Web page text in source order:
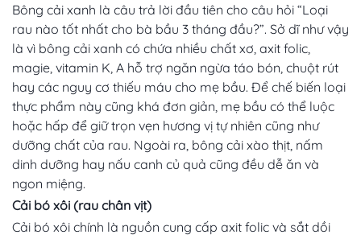
Bông cải xanh là câu trả lời đầu tiên cho câu hỏi “Loại
rau nào tốt nhất cho bà bầu 3 tháng đầu?”. Sở dĩ như vậy
là vì bông cải xanh có chứa nhiều chất xơ, axit folic,
magie, vitamin K, A hỗ trợ ngăn ngừa táo bón, chuột rút
hay các nguy cơ thiếu máu cho mẹ bầu. Để chế biến loại
thực phẩm này cũng khá đơn giản, mẹ bầu có thể luộc
hoặc hấp để giữ trọn vẹn hương vị tự nhiên cũng như
dưỡng chất của rau. Ngoài ra, bông cải xào thịt, nấm
dinh dưỡng hay nấu canh củ quả cũng đều dễ ăn và
ngon miệng.
Cải bó xôi (rau chân vịt)
Cải bó xôi chính là nguồn cung cấp axit folic và sắt dồi